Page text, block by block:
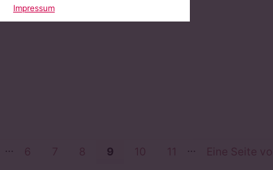
… 6 7 8 9 10 11 … Eine Seite vor
Impressum